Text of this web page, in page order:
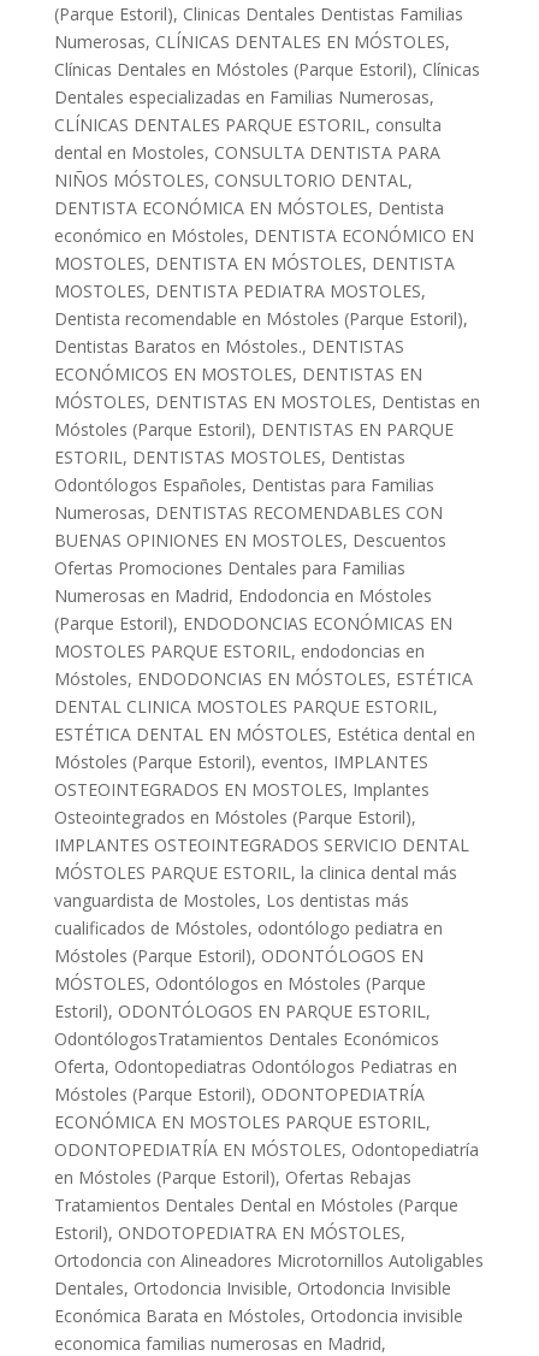
(Parque Estoril), Clinicas Dentales Dentistas Familias
Numerosas, CLÍNICAS DENTALES EN MÓSTOLES,
Clínicas Dentales en Móstoles (Parque Estoril), Clínicas
Dentales especializadas en Familias Numerosas,
CLÍNICAS DENTALES PARQUE ESTORIL, consulta
dental en Mostoles, CONSULTA DENTISTA PARA
NIÑOS MÓSTOLES, CONSULTORIO DENTAL,
DENTISTA ECONÓMICA EN MÓSTOLES, Dentista
económico en Móstoles, DENTISTA ECONÓMICO EN
MOSTOLES, DENTISTA EN MÓSTOLES, DENTISTA
MOSTOLES, DENTISTA PEDIATRA MOSTOLES,
Dentista recomendable en Móstoles (Parque Estoril),
Dentistas Baratos en Móstoles., DENTISTAS
ECONÓMICOS EN MOSTOLES, DENTISTAS EN
MÓSTOLES, DENTISTAS EN MOSTOLES, Dentistas en
Móstoles (Parque Estoril), DENTISTAS EN PARQUE
ESTORIL, DENTISTAS MOSTOLES, Dentistas
Odontólogos Españoles, Dentistas para Familias
Numerosas, DENTISTAS RECOMENDABLES CON
BUENAS OPINIONES EN MOSTOLES, Descuentos
Ofertas Promociones Dentales para Familias
Numerosas en Madrid, Endodoncia en Móstoles
(Parque Estoril), ENDODONCIAS ECONÓMICAS EN
MOSTOLES PARQUE ESTORIL, endodoncias en
Móstoles, ENDODONCIAS EN MÓSTOLES, ESTÉTICA
DENTAL CLINICA MOSTOLES PARQUE ESTORIL,
ESTÉTICA DENTAL EN MÓSTOLES, Estética dental en
Móstoles (Parque Estoril), eventos, IMPLANTES
OSTEOINTEGRADOS EN MOSTOLES, Implantes
Osteointegrados en Móstoles (Parque Estoril),
IMPLANTES OSTEOINTEGRADOS SERVICIO DENTAL
MÓSTOLES PARQUE ESTORIL, la clinica dental más
vanguardista de Mostoles, Los dentistas más
cualificados de Móstoles, odontólogo pediatra en
Móstoles (Parque Estoril), ODONTÓLOGOS EN
MÓSTOLES, Odontólogos en Móstoles (Parque
Estoril), ODONTÓLOGOS EN PARQUE ESTORIL,
OdontólogosTratamientos Dentales Económicos
Oferta, Odontopediatras Odontólogos Pediatras en
Móstoles (Parque Estoril), ODONTOPEDIATRÍA
ECONÓMICA EN MOSTOLES PARQUE ESTORIL,
ODONTOPEDIATRÍA EN MÓSTOLES, Odontopediatría
en Móstoles (Parque Estoril), Ofertas Rebajas
Tratamientos Dentales Dental en Móstoles (Parque
Estoril), ONDOTOPEDIATRA EN MÓSTOLES,
Ortodoncia con Alineadores Microtornillos Autoligables
Dentales, Ortodoncia Invisible, Ortodoncia Invisible
Económica Barata en Móstoles, Ortodoncia invisible
economica familias numerosas en Madrid,